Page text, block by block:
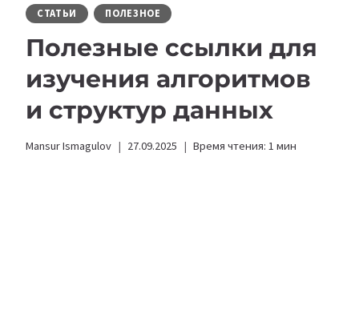
СТАТЬИ ПОЛЕЗНОЕ
Полезные ссылки для
изучения алгоритмов
и структур данных
Mansur Ismagulov 27.09.2025 Время чтения: 1 мин